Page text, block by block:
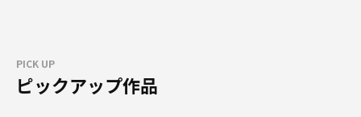
PICK UP
ピックアップ作品